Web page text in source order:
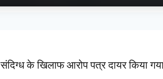
संदिग्ध के खिलाफ आरोप पत्र दायर किया